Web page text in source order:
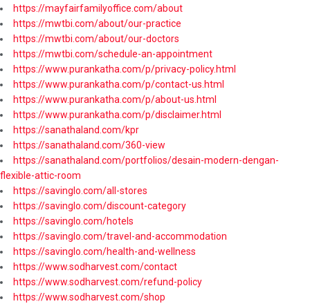
https://mayfairfamilyoffice.com/about
https://mwtbi.com/about/our-practice
https://mwtbi.com/about/our-doctors
https://mwtbi.com/schedule-an-appointment
https://www.purankatha.com/p/privacy-policy.html
https://www.purankatha.com/p/contact-us.html
https://www.purankatha.com/p/about-us.html
https://www.purankatha.com/p/disclaimer.html
https://sanathaland.com/kpr
https://sanathaland.com/360-view
https://sanathaland.com/portfolios/desain-modern-dengan-
flexible-attic-room
https://savinglo.com/all-stores
https://savinglo.com/discount-category
https://savinglo.com/hotels
https://savinglo.com/travel-and-accommodation
https://savinglo.com/health-and-wellness
https://www.sodharvest.com/contact
https://www.sodharvest.com/refund-policy
https://www.sodharvest.com/shop